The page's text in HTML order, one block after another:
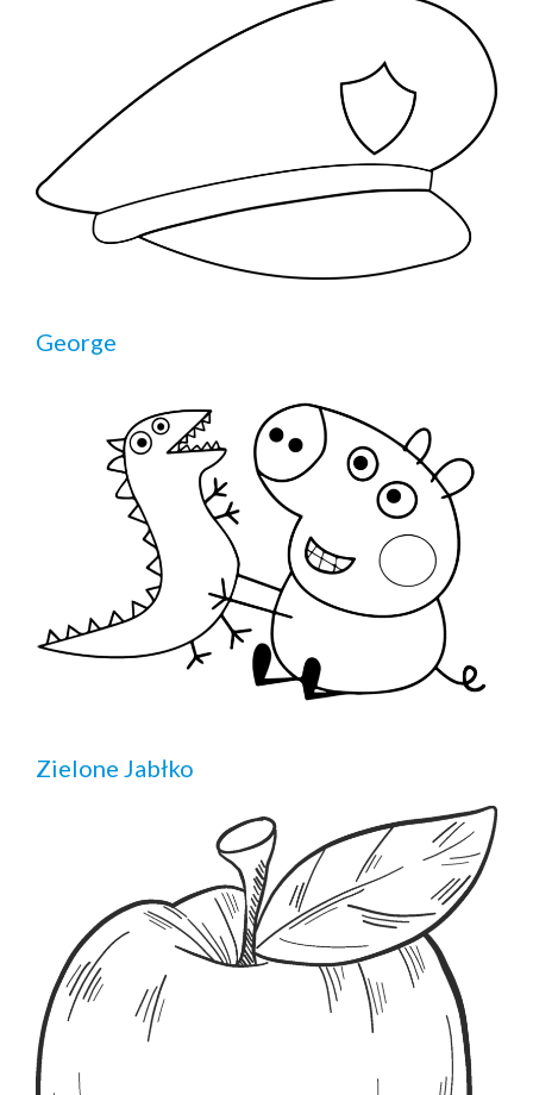
George
Zielone Jabłko